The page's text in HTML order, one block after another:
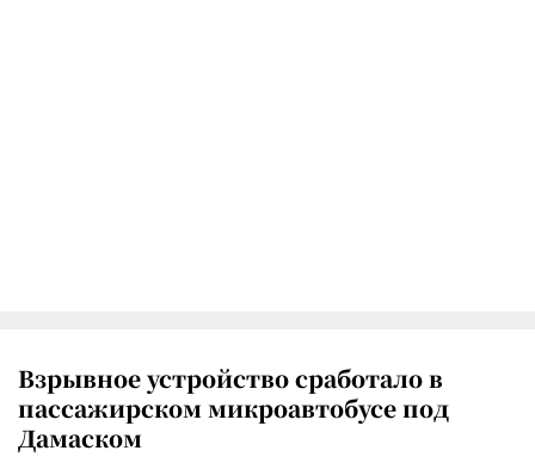
Взрывное устройство сработало в
пассажирском микроавтобусе под
Дамаском